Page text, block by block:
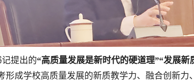
提出的“高质量发展是新时代的硬道理”“发展
成学校高质量发展的新质教学力、融合创新力